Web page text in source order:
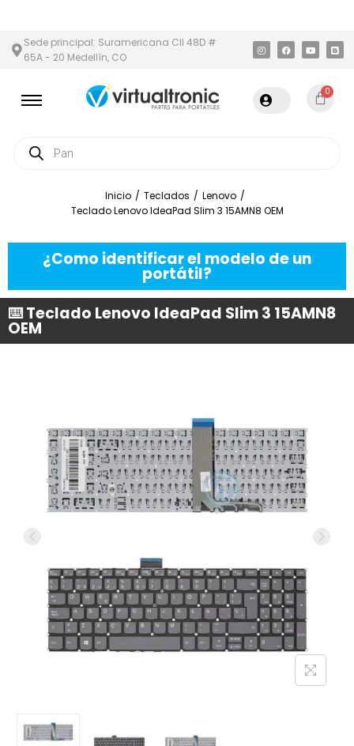
Sede principal: Suramericana Cll 48D #
65A - 20 Medellín, CO
0
Inicio / Teclados / Lenovo /
Teclado Lenovo IdeaPad Slim 3 15AMN8 OEM
¿Como identificar el modelo de un
portátil?
⌨️ Teclado Lenovo IdeaPad Slim 3 15AMN8
OEM